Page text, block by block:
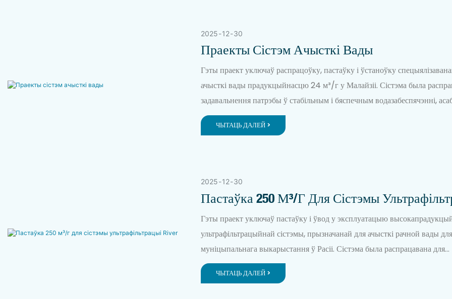
Праекты Сістэм Ачысткі Вады
Гэты праект уключаў распрацоўку, пастаўку і ўстаноўку
ачысткі вады прадукцыйнасцю 24 м³/г у Малайзіі. Сістэма была
задавальнення патрэбы ў стабільным і бяспечным водазабеспячэнні,
сітуацыях, калі традыцыйная інфраструктура была альбо недастатковай,
патрабавала хуткага пашырэння. Выкарыстоўваючы перадавую
бяспекі вады.
2025 12 30
ЧЫТАЦЬ ДАЛЕЙ >
Пастаўка 250 М³/г Для Сістэмы
River
Гэты праект уключаў пастаўку і ўвод у эксплуатацыю
ультрафільтрацыйнай сістэмы, прызначанай для ачысткі рачной вады для
муніцыпальнага выкарыстання ў Расіі. Сістэма была распрацавана для
забеспячэння надзейнай, высакаякаснай фільтрацыі ў складаных умовах
эксплуатацыі, задавальняючы крытычныя патрэбы як у хуткасці
2025 12 30
ЧЫТАЦЬ ДАЛЕЙ >